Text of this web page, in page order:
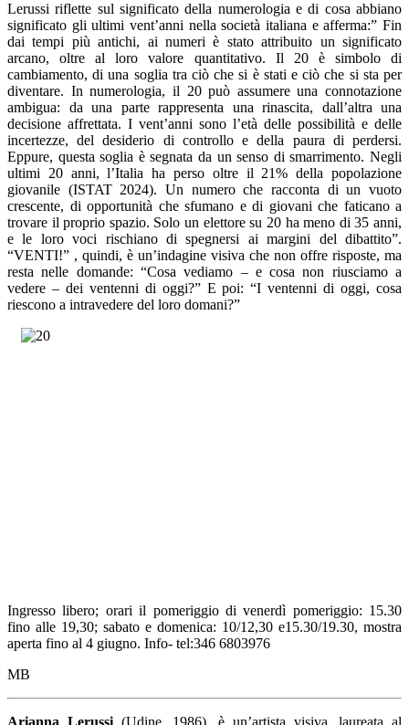
Lerussi riflette sul significato della numerologia e di cosa abbiano
significato gli ultimi vent’anni nella società italiana e afferma:” Fin
dai tempi più antichi, ai numeri è stato attribuito un significato
arcano, oltre al loro valore quantitativo. Il 20 è simbolo di
cambiamento, di una soglia tra ciò che si è stati e ciò che si sta per
diventare. In numerologia, il 20 può assumere una connotazione
ambigua: da una parte rappresenta una rinascita, dall’altra una
decisione affrettata. I vent’anni sono l’età delle possibilità e delle
incertezze, del desiderio di controllo e della paura di perdersi.
Eppure, questa soglia è segnata da un senso di smarrimento. Negli
ultimi 20 anni, l’Italia ha perso oltre il 21% della popolazione
giovanile (ISTAT 2024). Un numero che racconta di un vuoto
crescente, di opportunità che sfumano e di giovani che faticano a
trovare il proprio spazio. Solo un elettore su 20 ha meno di 35 anni,
e le loro voci rischiano di spegnersi ai margini del dibattito”.
“VENTI!” , quindi, è un’indagine visiva che non offre risposte, ma
resta nelle domande: “Cosa vediamo – e cosa non riusciamo a
vedere – dei ventenni di oggi?” E poi: “I ventenni di oggi, cosa
riescono a intravedere del loro domani?”
Ingresso libero; orari il pomeriggio di venerdì pomeriggio: 15.30
fino alle 19,30; sabato e domenica: 10/12,30 e15.30/19.30, mostra
aperta fino al 4 giugno. Info- tel:346 6803976
MB